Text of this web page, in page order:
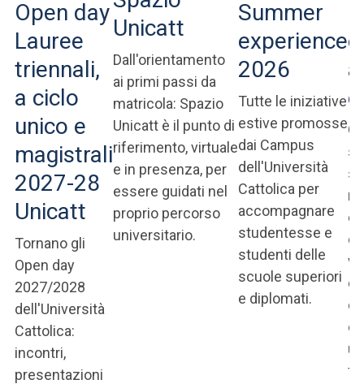
Open day
Lauree
triennali,
a ciclo
unico e
magistrali
2027-28
Unicatt
Tornano gli
Open day
2027/2028
dell'Università
Cattolica:
incontri,
presentazioni
Unicatt
Dall'orientamento
ai primi passi da
matricola: Spazio
Unicatt è il punto di
riferimento, virtuale
e in presenza, per
essere guidati nel
proprio percorso
universitario.
Summer
experience
2026
Tutte le iniziative
estive promosse
dai Campus
dell'Università
Cattolica per
accompagnare
studentesse e
studenti delle
scuole superiori
e diplomati.
e
e